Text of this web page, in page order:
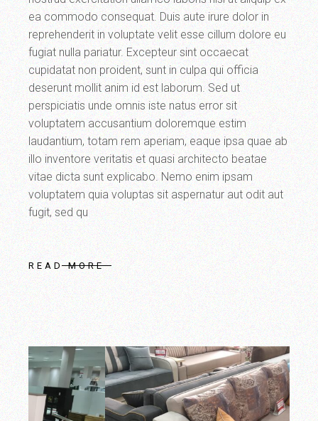
ea commodo consequat. Duis aute irure dolor in
reprehenderit in voluptate velit esse cillum dolore eu
fugiat nulla pariatur. Excepteur sint occaecat
cupidatat non proident, sunt in culpa qui officia
deserunt mollit anim id est laborum. Sed ut
perspiciatis unde omnis iste natus error sit
voluptatem accusantium doloremque estim
laudantium, totam rem aperiam, eaque ipsa quae ab
illo inventore veritatis et quasi architecto beatae
vitae dicta sunt explicabo. Nemo enim ipsam
voluptatem quia voluptas sit aspernatur aut odit aut
fugit, sed qu
READ MORE